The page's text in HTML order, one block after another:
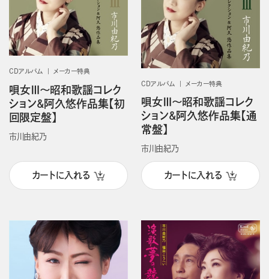
CDアルバム メーカー特典
唄女Ⅲ～昭和歌謡コレク
ション&阿久悠作品集【初
回限定盤】
市川由紀乃
カートに入れる
CDアルバム メーカー特典
唄女Ⅲ～昭和歌謡コレク
ション&阿久悠作品集【通
常盤】
市川由紀乃
カートに入れる